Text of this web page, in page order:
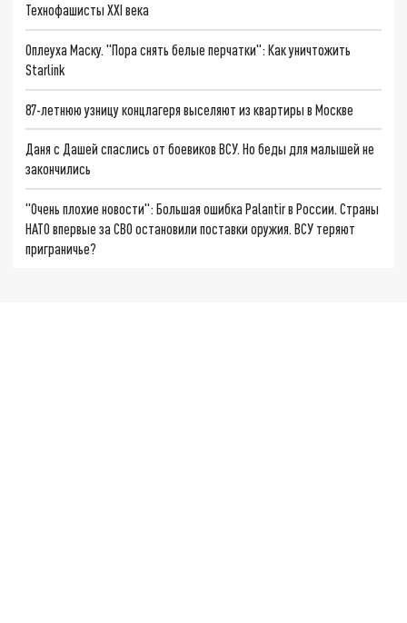
Технофашисты XXI века
Оплеуха Маску. "Пора снять белые перчатки": Как уничтожить
Starlink
87-летнюю узницу концлагеря выселяют из квартиры в Москве
Даня с Дашей спаслись от боевиков ВСУ. Но беды для малышей не
закончились
"Очень плохие новости": Большая ошибка Palantir в России. Страны
НАТО впервые за СВО остановили поставки оружия. ВСУ теряют
приграничье?